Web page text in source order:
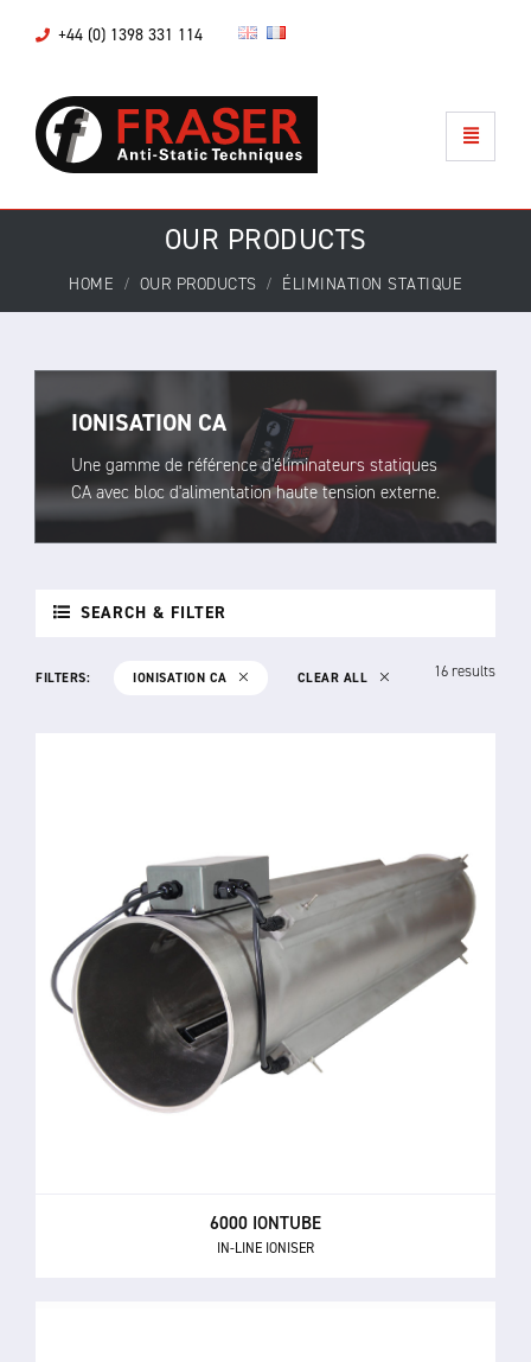
+44 (0) 1398 331 114
OUR PRODUCTS
HOME OUR PRODUCTS ÉLIMINATION STATIQUE
IONISATION CA
Une gamme de référence d'éliminateurs statiques
CA avec bloc d'alimentation haute tension externe.
SEARCH & FILTER
FILTERS: IONISATION CA CLEAR ALL 16 results
6000 IONTUBE
IN-LINE IONISER